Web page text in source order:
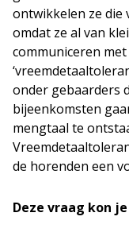
ontwikkelen ze die
omdat ze al van
communiceren
onder gebaarders
bijeenkomsten
mengtaal te
de horenden een
Deze vraag kon je